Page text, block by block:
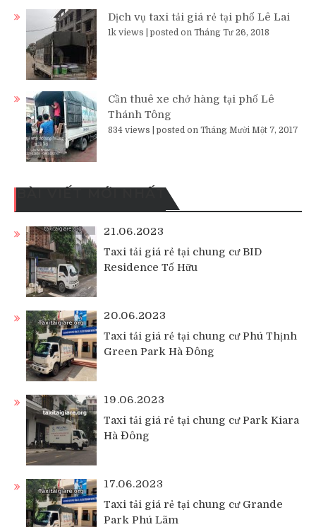
Dịch vụ taxi tải giá rẻ tại phố Lê Lai
1k views posted on Tháng Tư 26, 2018
Cần thuê xe chở hàng tại phố Lê
Thánh Tông
834 views posted on Tháng Mười Một 7, 2017
BÀI VIẾT MỚI NHẤT
21.06.2023
Taxi tải giá rẻ tại chung cư BID
Residence Tố Hữu
20.06.2023
Taxi tải giá rẻ tại chung cư Phú Thịnh
Green Park Hà Đông
19.06.2023
Taxi tải giá rẻ tại chung cư Park Kiara
Hà Đông
17.06.2023
Taxi tải giá rẻ tại chung cư Grande
Park Phú Lãm